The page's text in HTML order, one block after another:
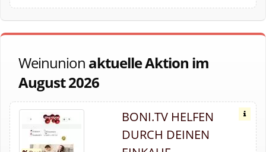
Weinunion aktuelle Aktion im
August 2026
BONI.TV HELFEN
DURCH DEINEN